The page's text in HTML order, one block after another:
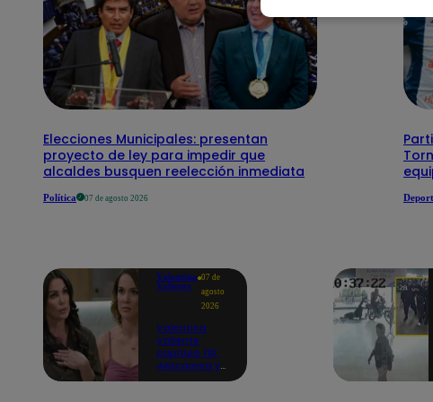
Elecciones Municipales: presentan
proyecto de ley para impedir que
alcaldes busquen reelección inmediata
Política 07 de agosto 2026
Valentina
Valiente
07 de
agosto
2026
Valentina
Valiente
capítulo 110:
¡Macarena ya